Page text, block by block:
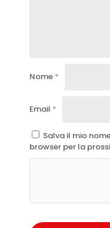
Nome *
Email *
Salva il mio
browser per la